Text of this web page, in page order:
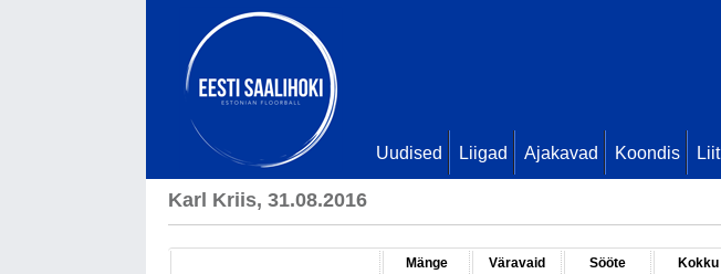
Uudised Liigad Ajakavad Koondis Liit
Karl Kriis, 31.08.2016
Mänge Väravaid Sööte
Kokku